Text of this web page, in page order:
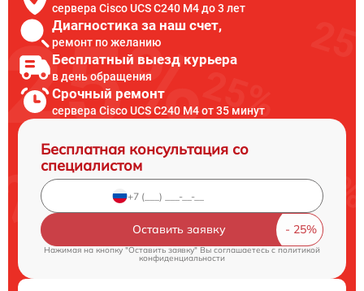
сервера Cisco UCS C240 M4 до 3 лет
Диагностика за наш счет,
ремонт по желанию
Бесплатный выезд курьера
в день обращения
Срочный ремонт
сервера Cisco UCS C240 M4 от 35 минут
Бесплатная консультация со
специалистом
Оставить заявку
Нажимая на кнопку "Оставить заявку" Вы соглашаетесь cполитикой
конфиденциальности